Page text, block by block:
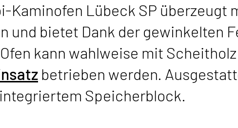
Kaminofen Lübeck SP überzeugt
und bietet Dank der gewinkelten
kann wahlweise mit
betrieben werden.
Speicherblock.